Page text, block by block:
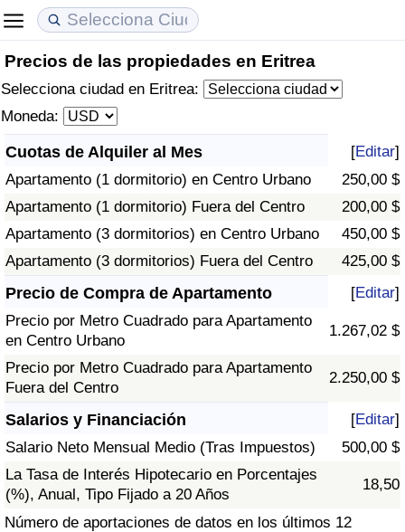
Precios de las propiedades en Eritrea
Selecciona ciudad en Eritrea:
Moneda:
Cuotas de Alquiler al Mes [Editar]
Apartamento (1 dormitorio) en Centro Urbano
250,00 $
Apartamento (1 dormitorio) Fuera del Centro
200,00 $
Apartamento (3 dormitorios) en Centro Urbano
450,00 $
Apartamento (3 dormitorios) Fuera del Centro
425,00 $
Precio de Compra de Apartamento [Editar]
Precio por Metro Cuadrado para Apartamento
en Centro Urbano
1.267,02 $
Precio por Metro Cuadrado para Apartamento
Fuera del Centro
2.250,00 $
Salarios y Financiación [Editar]
Salario Neto Mensual Medio (Tras Impuestos)
500,00 $
La Tasa de Interés Hipotecario en Porcentajes
(%), Anual, Tipo Fijado a 20 Años
18,50
Número de aportaciones de datos en los últimos 12
Coste de vida
Índice de Costo de Vida (Actual)
Índice de Costo de Vida
Índice de costo de vida por país
en aqaba
Precios de las propiedades
Índice de Precios de Inmuebles (Actual)
Índice de Precios de Inmuebles
Índice de Precios de Inmuebles por País
Calidad de Vida
Índice de Calidad de Vida
Índice de Calidad de Vida (Actual)
Índice de calidad de vida por país
Delincuencia
Calificación del Índice de Criminalidad
(Actual)
Índice de Criminalidad
Índice de criminalidad por país
Índice de Sanidad (Actual)